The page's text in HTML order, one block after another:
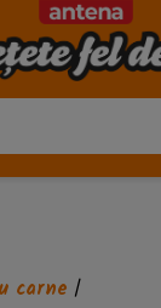
carne /